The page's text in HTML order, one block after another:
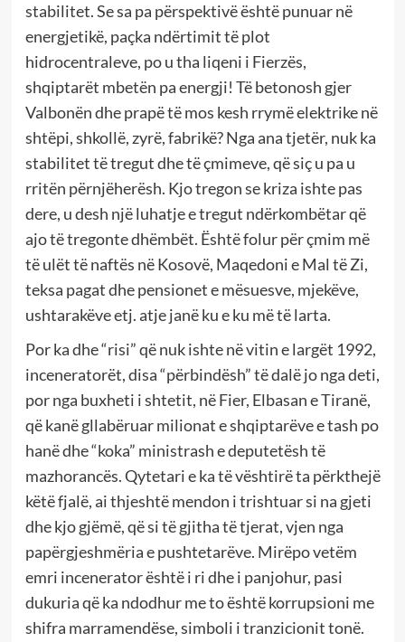
stabilitet. Se sa pa përspektivë është punuar në
energjetikë, paçka ndërtimit të plot
hidrocentraleve, po u tha liqeni i Fierzës,
shqiptarët mbetën pa energji! Të betonosh gjer
Valbonën dhe prapë të mos kesh rrymë elektrike në
shtëpi, shkollë, zyrë, fabrikë? Nga ana tjetër, nuk ka
stabilitet të tregut dhe të çmimeve, që siç u pa u
rritën përnjëherësh. Kjo tregon se kriza ishte pas
dere, u desh një luhatje e tregut ndërkombëtar që
ajo të tregonte dhëmbët. Është folur për çmim më
të ulët të naftës në Kosovë, Maqedoni e Mal të Zi,
teksa pagat dhe pensionet e mësuesve, mjekëve,
ushtarakëve etj. atje janë ku e ku më të larta.
Por ka dhe “risi” që nuk ishte në vitin e largët 1992,
inceneratorët, disa “përbindësh” të dalë jo nga deti,
por nga buxheti i shtetit, në Fier, Elbasan e Tiranë,
që kanë gllabëruar milionat e shqiptarëve e tash po
hanë dhe “koka” ministrash e deputetësh të
mazhorancës. Qytetari e ka të vështirë ta përkthejë
këtë fjalë, ai thjeshtë mendon i trishtuar si na gjeti
dhe kjo gjëmë, që si të gjitha të tjerat, vjen nga
papërgjeshmëria e pushtetarëve. Mirëpo vetëm
emri incenerator është i ri dhe i panjohur, pasi
dukuria që ka ndodhur me to është korrupsioni me
shifra marramendëse, simboli i tranzicionit tonë.